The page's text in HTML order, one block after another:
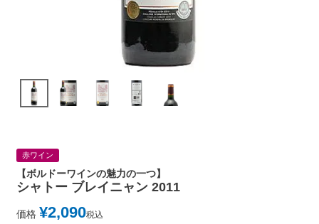
赤ワイン
【ボルドーワインの魅力の一つ】
シャトー ブレイニャン 2011
価格 ¥2,090税込